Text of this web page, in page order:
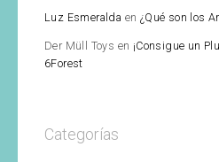
Luz Esmeralda en ¿Qué son los
Der Müll Toys en ¡Consigue un
6Forest
Categorías